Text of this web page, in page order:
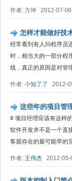
作者: 方坤 2012-07-06
怎样才能做好技
经常看到有人问程序员
时，相当大的一部分程
线，真正的原因是对管
作者: 小知了了 2012-
这些年的项目管
# 项目经理应该有这样
软件开发并不是一个直
客观存在的最可能早的
作者: 王伟杰 2012-05-